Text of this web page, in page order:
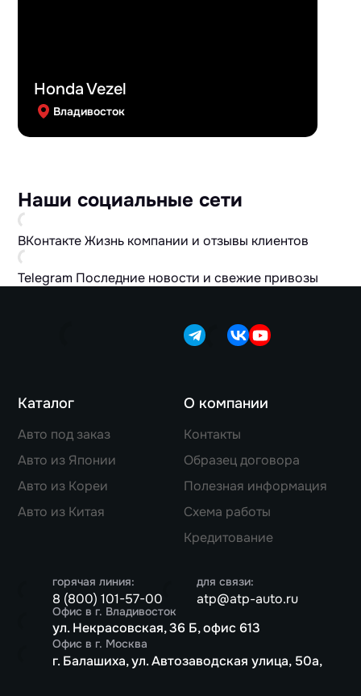
Honda Vezel
Владивосток
Наши социальные сети
ВКонтактеЖизнь компании и отзывы клиентов
Telegram Последние новости и свежие привозы
Каталог
Авто под заказ
Авто из Японии
Авто из Кореи
Авто из Китая
О компании
Контакты
Образец договора
Полезная информация
Схема работы
Кредитование
горячая линия:
8 (800) 101-57-00
для связи:
atp@atp-auto.ru
Офис в г. Владивосток
ул. Некрасовская, 36 Б, офис 613
Офис в г. Москва
г. Балашиха, ул. Автозаводская улица, 50а,